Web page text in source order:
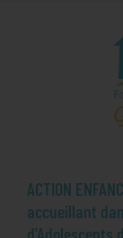
ACTION
accueillant
d'Adolescents